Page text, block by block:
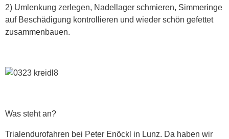
2) Umlenkung zerlegen, Nadellager schmieren, Simmeringe
auf Beschädigung kontrollieren und wieder schön gefettet
zusammenbauen.
Was steht an?
Trialendurofahren bei Peter Enöckl in Lunz. Da haben wir